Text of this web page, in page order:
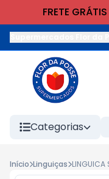
FRETE
Categorias
Início Linguiças